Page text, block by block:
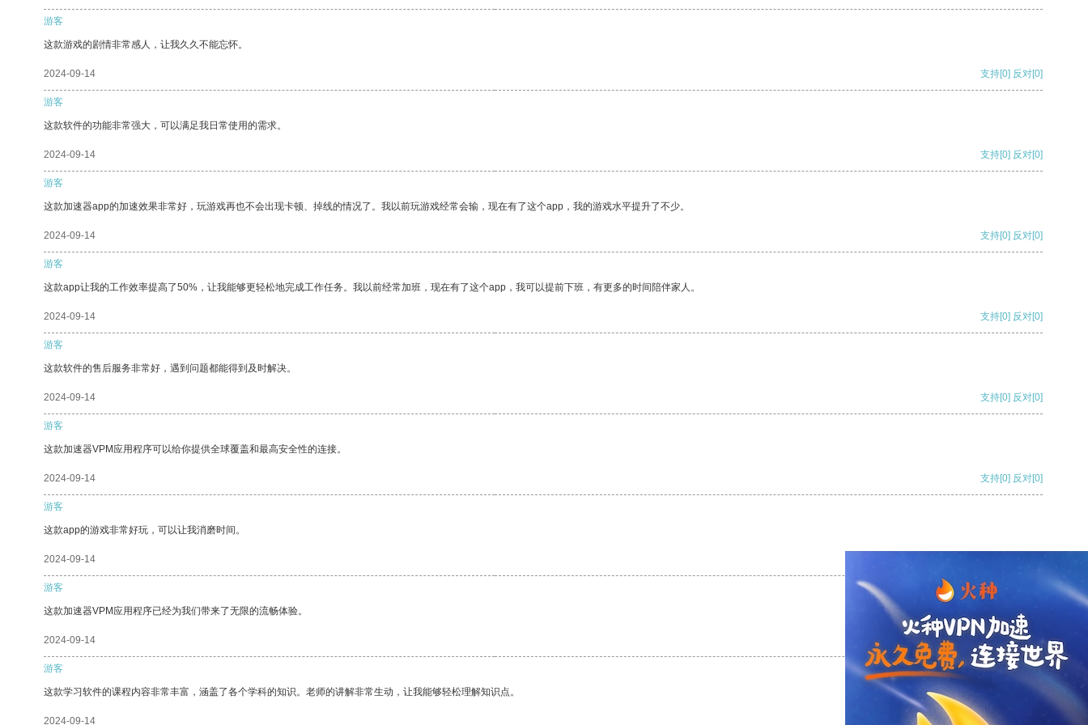
游客
这款游戏的剧情非常感人，让我久久不能忘怀。
2024-09-14 支持[0] 反对[0]
游客
这款软件的功能非常强大，可以满足我日常使用的需求。
2024-09-14 支持[0] 反对[0]
游客
这款加速器app的加速效果非常好，玩游戏再也不会出现卡顿、掉线的情况了。我以前玩游戏经常会输，现在有了这个app，我的游戏水平提升了不少。
2024-09-14 支持[0] 反对[0]
游客
这款app让我的工作效率提高了50%，让我能够更轻松地完成工作任务。我以前经常加班，现在有了这个app，我可以提前下班，有更多的时间陪伴家人。
2024-09-14 支持[0] 反对[0]
游客
这款软件的售后服务非常好，遇到问题都能得到及时解决。
2024-09-14 支持[0] 反对[0]
游客
这款加速器VPM应用程序可以给你提供全球覆盖和最高安全性的连接。
2024-09-14 支持[0] 反对[0]
游客
这款app的游戏非常好玩，可以让我消磨时间。
2024-09-14
游客
这款加速器VPM应用程序已经为我们带来了无限的流畅体验。
2024-09-14 支持 [0] 反对 [0]
游客
这款学习软件的课程内容非常丰富，涵盖了各个学科的知识。老师的讲解非常生动，让我能够轻松理解知识点。
2024-09-14 支持